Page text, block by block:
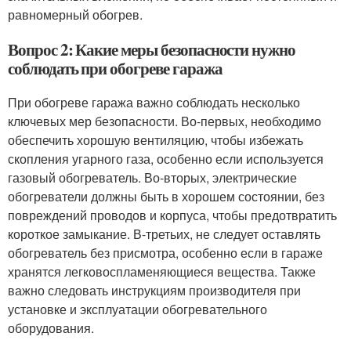
равномерный обогрев.
Вопрос 2: Какие меры безопасности нужно
соблюдать при обогреве гаража
При обогреве гаража важно соблюдать несколько
ключевых мер безопасности. Во-первых, необходимо
обеспечить хорошую вентиляцию, чтобы избежать
скопления угарного газа, особенно если используется
газовый обогреватель. Во-вторых, электрические
обогреватели должны быть в хорошем состоянии, без
повреждений проводов и корпуса, чтобы предотвратить
короткое замыкание. В-третьих, не следует оставлять
обогреватель без присмотра, особенно если в гараже
хранятся легковоспламеняющиеся вещества. Также
важно следовать инструкциям производителя при
установке и эксплуатации обогревательного
оборудования.